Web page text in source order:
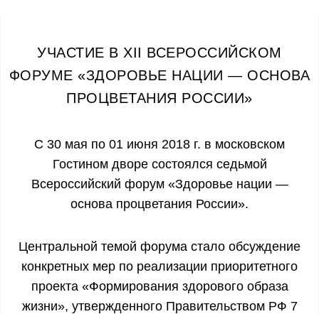
УЧАСТИЕ В ХII ВСЕРОССИЙСКОМ
ФОРУМЕ «ЗДОРОВЬЕ НАЦИИ — ОСНОВА
ПРОЦВЕТАНИЯ РОССИИ»
С 30 мая по 01 июня 2018 г. в московском
Гостином дворе состоялся седьмой
Всероссийский форум «Здоровье нации —
основа процветания России».
Центральной темой форума стало обсуждение
конкретных мер по реализации приоритетного
проекта «Формирования здорового образа
жизни», утвержденного Правительством РФ 7